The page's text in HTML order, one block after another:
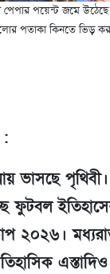
পয়েন্ট জমে উঠেছে
পতাকা কিনতে ভিড়
:
ভাসছে
ফুটবল
২০২৬।